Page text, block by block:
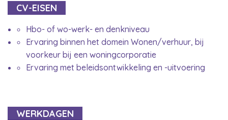
CV-EISEN
Hbo- of wo-werk- en denkniveau
Ervaring binnen het domein Wonen/verhuur, bij
voorkeur bij een woningcorporatie
Ervaring met beleidsontwikkeling en -uitvoering
WERKDAGEN